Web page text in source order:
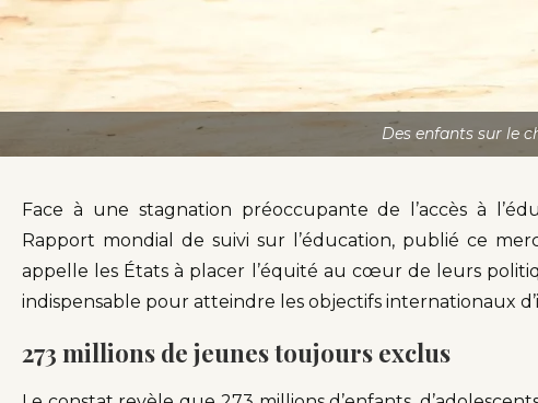
Des enfants sur le
Face à une stagnation préoccupante de l’accès à
Rapport mondial de suivi sur l’éducation, publié ce
appelle les États à placer l’équité au cœur de leurs
indispensable pour atteindre les objectifs internationaux
273 millions de jeunes toujours exclus